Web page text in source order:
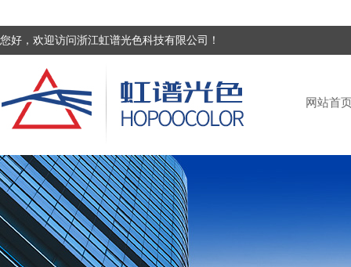
您好，欢迎访问浙江虹谱光色科技有限公司！
网站首